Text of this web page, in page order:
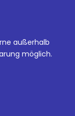
außerhalb
möglich.